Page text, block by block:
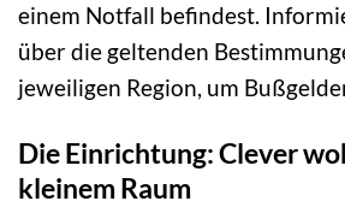
einem Notfall befindest.
über die geltenden
jeweiligen Region, um
Die Einrichtung: Clever
kleinem Raum